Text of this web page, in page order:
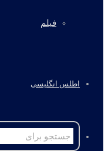
فیلم
اطلس انگلیسی